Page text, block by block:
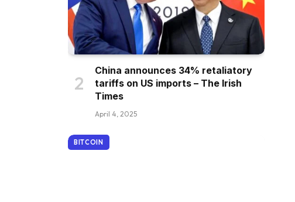
China announces 34% retaliatory
tariffs on US imports – The Irish
Times
April 4, 2025
BITCOIN